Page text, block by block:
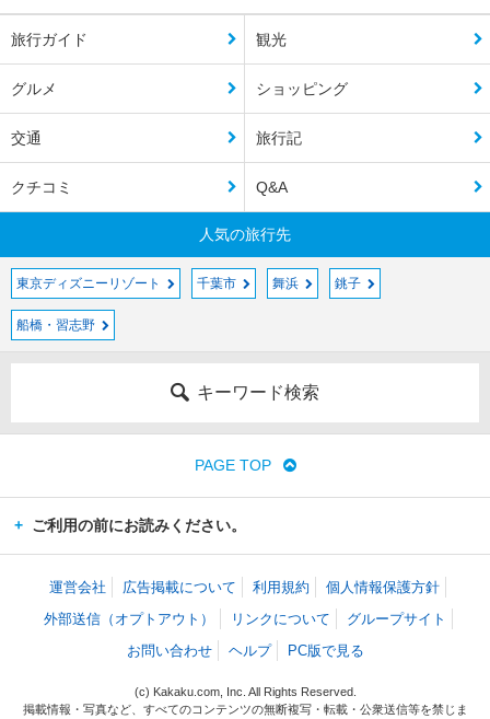
旅行ガイド 観光
グルメ ショッピング
交通 旅行記
クチコミ Q&A
人気の旅行先
東京ディズニーリゾート 千葉市 舞浜 銚子
船橋・習志野
キーワード検索
PAGE TOP
ご利用の前にお読みください。
運営会社 広告掲載について 利用規約
個人情報保護方針
外部送信（オプトアウト）
リンクについて
グループサイト
お問い合わせ
ヘルプ PC版で見る
(c) Kakaku.com, Inc. All Rights Reserved.
掲載情報・写真など、すべてのコンテンツの無断複写・転載・公衆送信等を禁じま